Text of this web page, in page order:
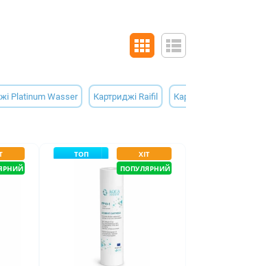
Platinum Wasser Картриджі Raifil Картриджі для
ТОП
ХІТ
ПОПУЛЯРНИЙ